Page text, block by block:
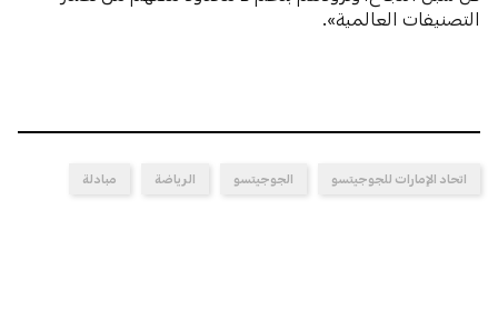
التصنيفات العالمية».
اتحاد الإمارات للجوجيتسو الجوجيتسو الرياضة مبادلة